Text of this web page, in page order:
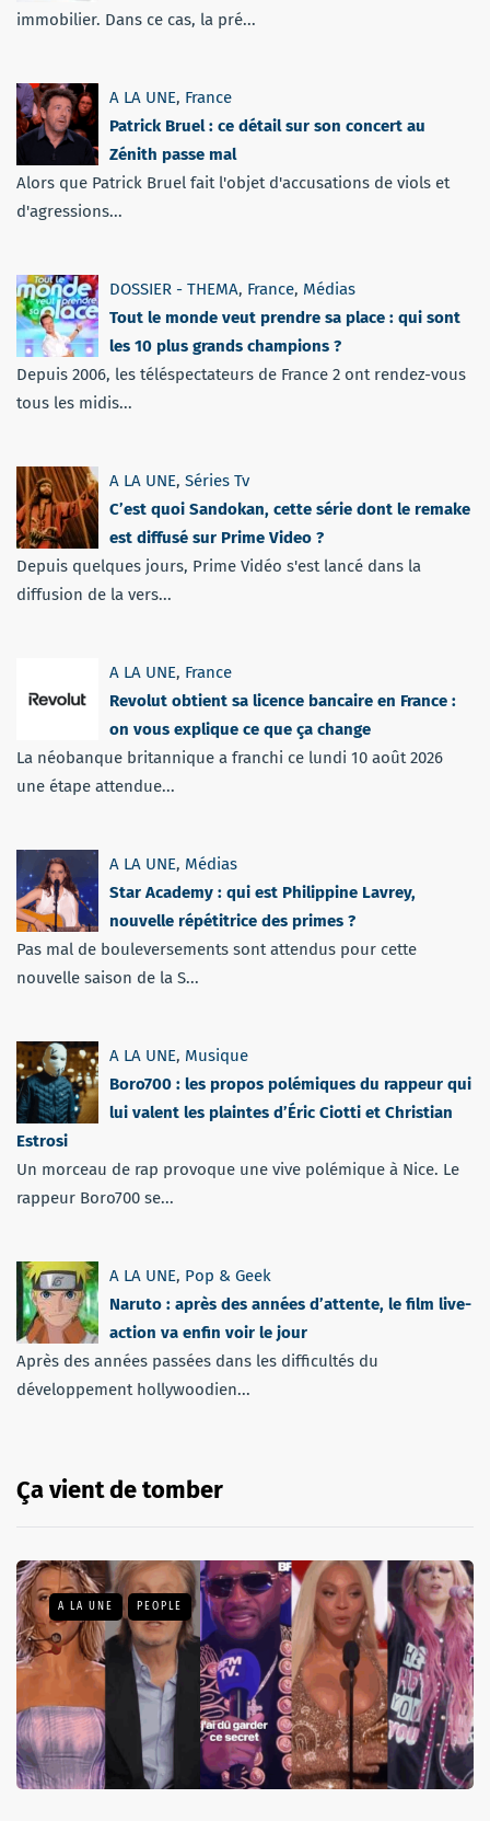
immobilier. Dans ce cas, la pré...
A LA UNE, France
Patrick Bruel : ce détail sur son concert au
Zénith passe mal
Alors que Patrick Bruel fait l'objet d'accusations de viols et
d'agressions...
DOSSIER - THEMA, France, Médias
Tout le monde veut prendre sa place : qui sont
les 10 plus grands champions ?
Depuis 2006, les téléspectateurs de France 2 ont rendez-vous
tous les midis...
A LA UNE, Séries Tv
C’est quoi Sandokan, cette série dont le remake
est diffusé sur Prime Video ?
Depuis quelques jours, Prime Vidéo s'est lancé dans la
diffusion de la vers...
A LA UNE, France
Revolut obtient sa licence bancaire en France :
on vous explique ce que ça change
La néobanque britannique a franchi ce lundi 10 août 2026
une étape attendue...
A LA UNE, Médias
Star Academy : qui est Philippine Lavrey,
nouvelle répétitrice des primes ?
Pas mal de bouleversements sont attendus pour cette
nouvelle saison de la S...
A LA UNE, Musique
Boro700 : les propos polémiques du rappeur qui
lui valent les plaintes d’Éric Ciotti et Christian
Estrosi
Un morceau de rap provoque une vive polémique à Nice. Le
rappeur Boro700 se...
A LA UNE, Pop & Geek
Naruto : après des années d’attente, le film live-
action va enfin voir le jour
Après des années passées dans les difficultés du
développement hollywoodien...
Ça vient de tomber
A LA UNE PEOPLE